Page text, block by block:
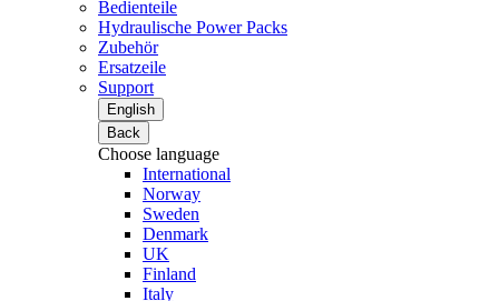
Bedienteile
Hydraulische Power Packs
Zubehör
Ersatzeile
Support
English
Back
Choose language
International
Norway
Sweden
Denmark
UK
Finland
Italy